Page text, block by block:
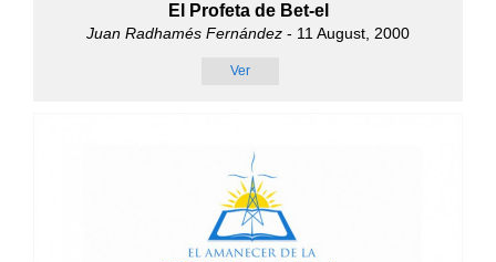
El Profeta de Bet-el
Juan Radhamés Fernández - 11 August, 2000
Ver